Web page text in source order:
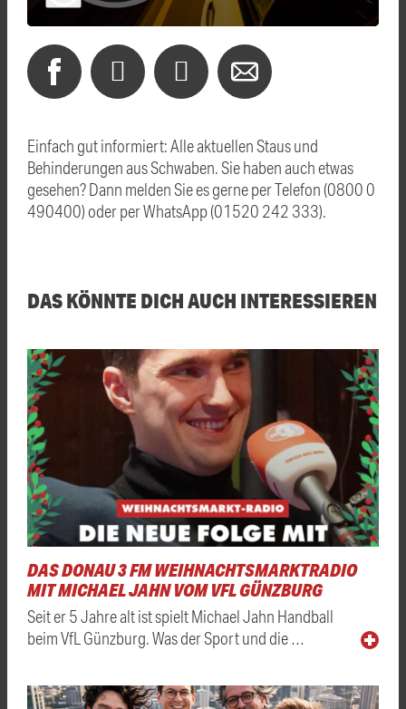
Einfach gut informiert: Alle aktuellen Staus und
Behinderungen aus Schwaben. Sie haben auch etwas
gesehen? Dann melden Sie es gerne per Telefon (0800 0
490400) oder per WhatsApp (01520 242 333).
DAS KÖNNTE DICH AUCH INTERESSIEREN
DAS DONAU 3 FM WEIHNACHTSMARKTRADIO
MIT MICHAEL JAHN VOM VFL GÜNZBURG
Seit er 5 Jahre alt ist spielt Michael Jahn Handball
beim VfL Günzburg. Was der Sport und die …